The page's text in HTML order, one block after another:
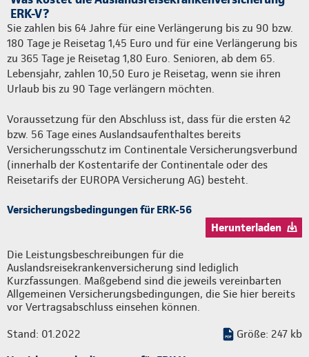
ERK-V?
Sie zahlen bis 64 Jahre für eine Verlängerung bis zu 90 bzw.
180 Tage je Reisetag 1,45 Euro und für eine Verlängerung bis
zu 365 Tage je Reisetag 1,80 Euro. Senioren, ab dem 65.
Lebensjahr, zahlen 10,50 Euro je Reisetag, wenn sie ihren
Urlaub bis zu 90 Tage verlängern möchten.
Voraussetzung für den Abschluss ist, dass für die ersten 42
bzw. 56 Tage eines Auslandsaufenthaltes bereits
Versicherungsschutz im Continentale Versicherungsverbund
(innerhalb der Kostentarife der Continentale oder des
Reisetarifs der EUROPA Versicherung AG) besteht.
Versicherungsbedingungen für ERK-56
Herunterladen
Die Leistungsbeschreibungen für die
Auslandsreisekrankenversicherung sind lediglich
Kurzfassungen. Maßgebend sind die jeweils vereinbarten
Allgemeinen Versicherungsbedingungen, die Sie hier bereits
vor Vertragsabschluss einsehen können.
Stand: 01.2022
Größe: 247 kb